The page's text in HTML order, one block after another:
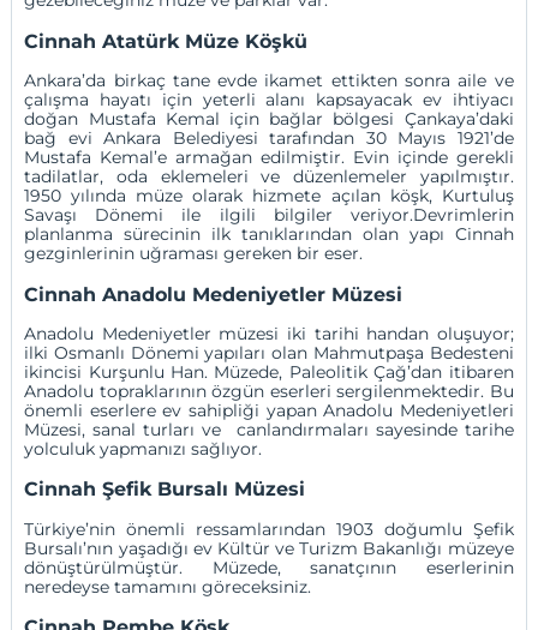
Cinnah Atatürk Müze Köşkü
Ankara’da birkaç tane evde ikamet ettikten sonra aile ve
çalışma hayatı için yeterli alanı kapsayacak ev ihtiyacı
doğan Mustafa Kemal için bağlar bölgesi Çankaya’daki
bağ evi Ankara Belediyesi tarafından 30 Mayıs 1921’de
Mustafa Kemal’e armağan edilmiştir. Evin içinde gerekli
tadilatlar, oda eklemeleri ve düzenlemeler yapılmıştır.
1950 yılında müze olarak hizmete açılan köşk, Kurtuluş
Savaşı Dönemi ile ilgili bilgiler veriyor.Devrimlerin
planlanma sürecinin ilk tanıklarından olan yapı Cinnah
gezginlerinin uğraması gereken bir eser.
Cinnah Anadolu Medeniyetler Müzesi
Anadolu Medeniyetler müzesi iki tarihi handan oluşuyor;
ilki Osmanlı Dönemi yapıları olan Mahmutpaşa Bedesteni
ikincisi Kurşunlu Han. Müzede, Paleolitik Çağ’dan itibaren
Anadolu topraklarının özgün eserleri sergilenmektedir. Bu
önemli eserlere ev sahipliği yapan Anadolu Medeniyetleri
Müzesi, sanal turları ve canlandırmaları sayesinde tarihe
yolculuk yapmanızı sağlıyor.
Cinnah Şefik Bursalı Müzesi
Türkiye’nin önemli ressamlarından 1903 doğumlu Şefik
Bursalı’nın yaşadığı ev Kültür ve Turizm Bakanlığı müzeye
dönüştürülmüştür. Müzede, sanatçının eserlerinin
neredeyse tamamını göreceksiniz.